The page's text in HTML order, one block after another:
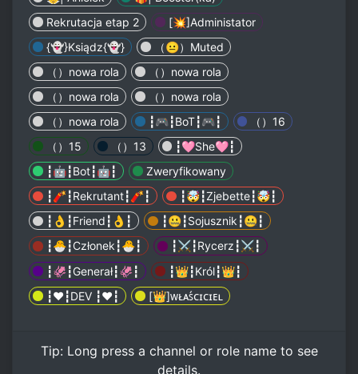
Rekrutacja etap 2
[💥]Administator
{👻}Ksiądz{👻}
（😐）Muted
（）nowa rola
（）nowa rola
（）nowa rola
（）nowa rola
（）nowa rola
┇🎮┇BoT┇🎮┇
（）16
（）15
（）13
┇🩷She🩷┇
┇🤖┇Bot┇🤖┇
Zweryfikowany
┇🧨┇Rekrutant┇🧨┇
┇🤯┇Zjebette┇🤯┇
┇👌┇Friend┇👌┇
┇🤐┇Sojusznik┇🤐┇
┇🐣┇Członek┇🐣┇
┇⚔️┇Rycerz┇⚔️┇
┇🦑┇Generał┇🦑┇
┇👑┇Król┇👑┇
┇❤️┇DEV ┇❤️┇
[👑]ᴡᴌᴀꜱ́ᴄɪᴄɪᴇʟ
Tip: Long pressa channel or role name to see
details.